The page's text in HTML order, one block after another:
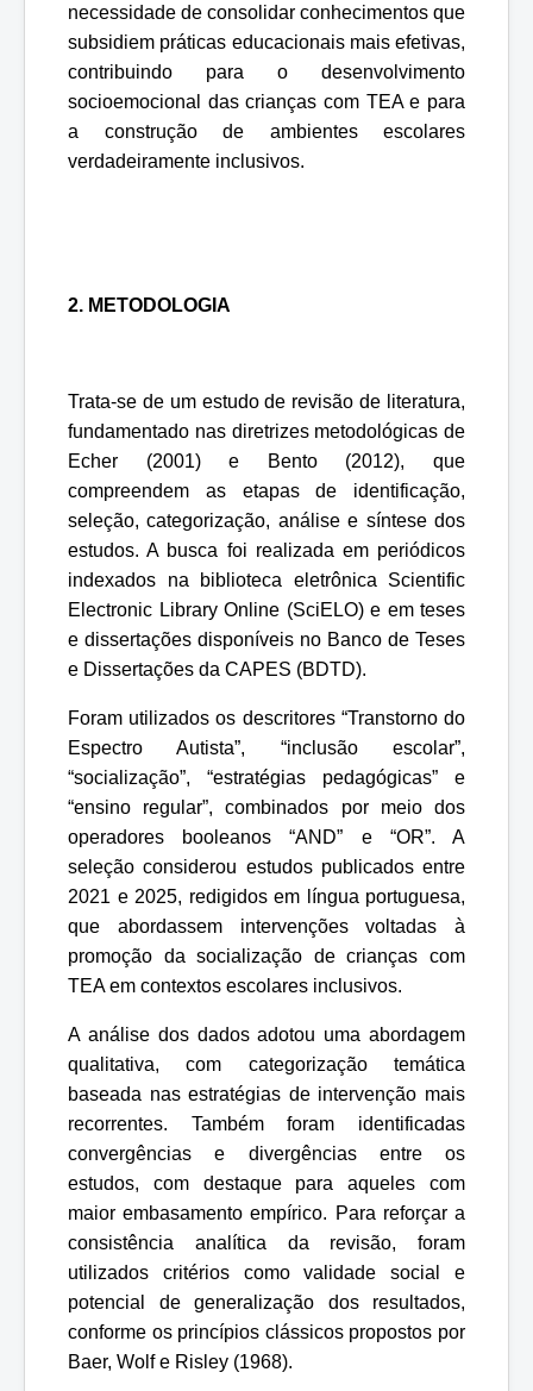
necessidade de consolidar conhecimentos que
subsidiem práticas educacionais mais efetivas,
contribuindo para o desenvolvimento
socioemocional das crianças com TEA e para
a construção de ambientes escolares
verdadeiramente inclusivos.
2. METODOLOGIA
Trata-se de um estudo de revisão de literatura,
fundamentado nas diretrizes metodológicas de
Echer (2001) e Bento (2012), que
compreendem as etapas de identificação,
seleção, categorização, análise e síntese dos
estudos. A busca foi realizada em periódicos
indexados na biblioteca eletrônica Scientific
Electronic Library Online (SciELO) e em teses
e dissertações disponíveis no Banco de Teses
e Dissertações da CAPES (BDTD).
Foram utilizados os descritores “Transtorno do
Espectro Autista”, “inclusão escolar”,
“socialização”, “estratégias pedagógicas” e
“ensino regular”, combinados por meio dos
operadores booleanos “AND” e “OR”. A
seleção considerou estudos publicados entre
2021 e 2025, redigidos em língua portuguesa,
que abordassem intervenções voltadas à
promoção da socialização de crianças com
TEA em contextos escolares inclusivos.
A análise dos dados adotou uma abordagem
qualitativa, com categorização temática
baseada nas estratégias de intervenção mais
recorrentes. Também foram identificadas
convergências e divergências entre os
estudos, com destaque para aqueles com
maior embasamento empírico. Para reforçar a
consistência analítica da revisão, foram
utilizados critérios como validade social e
potencial de generalização dos resultados,
conforme os princípios clássicos propostos por
Baer, Wolf e Risley (1968).